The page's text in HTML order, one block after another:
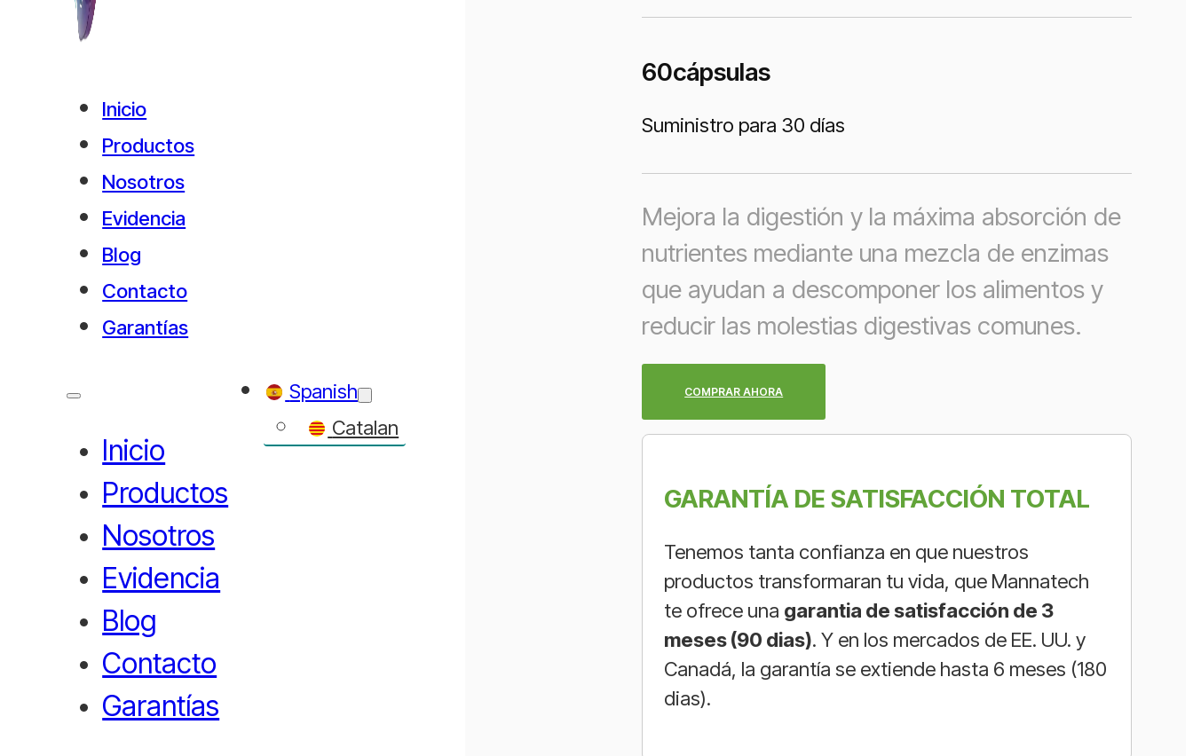
Inicio
Productos
Nosotros
Evidencia
Blog
Contacto
Garantías
Inicio
Productos
Nosotros
Evidencia
Blog
Contacto
Garantías
Spanish
Catalan
60cápsulas
Suministro para 30 días
Mejora la digestión y la máxima absorción de
nutrientes mediante una mezcla de enzimas
que ayudan a descomponer los alimentos y
reducir las molestias digestivas comunes.
COMPRAR AHORA
GARANTÍA DE SATISFACCIÓN TOTAL
Tenemos tanta confianza en que nuestros
productos transformaran tu vida, que Mannatech
te ofrece una garantia de satisfacción de 3
meses (90 dias). Y en los mercados de EE. UU. y
Canadá, la garantía se extiende hasta 6 meses (180
dias).